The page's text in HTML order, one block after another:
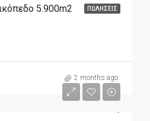
ΠΩΛΉΣΕΙΣ
5.900m2
2 months ago